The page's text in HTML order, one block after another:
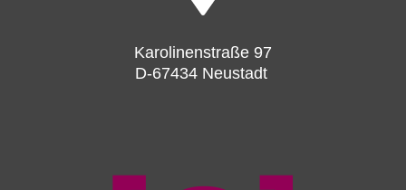
Karolinenstraße 97
D-67434 Neustadt